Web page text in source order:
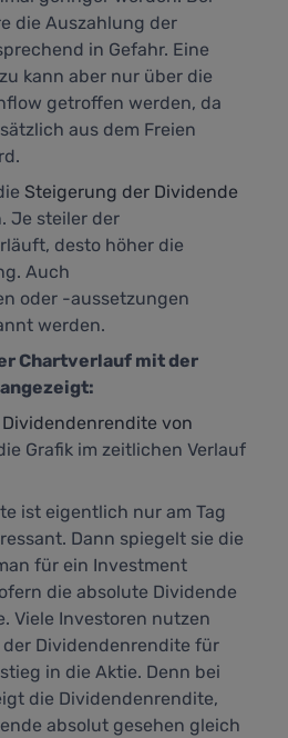
die Auszahlung der
in Gefahr. Eine
kann aber nur über die
getroffen werden, da
aus dem Freien
Steigerung der Dividende
Je steiler der
desto höher die
Auch
oder -aussetzungen
werden.
Chartverlauf mit der
von
Grafik im zeitlichen Verlauf
ist eigentlich nur am Tag
Dann spiegelt sie die
für ein Investment
die absolute Dividende
Viele Investoren nutzen
Dividendenrendite für
in die Aktie. Denn bei
die Dividendenrendite,
absolut gesehen gleich